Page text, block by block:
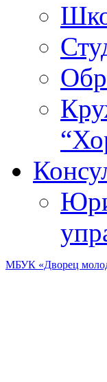
МБУК «Дворец